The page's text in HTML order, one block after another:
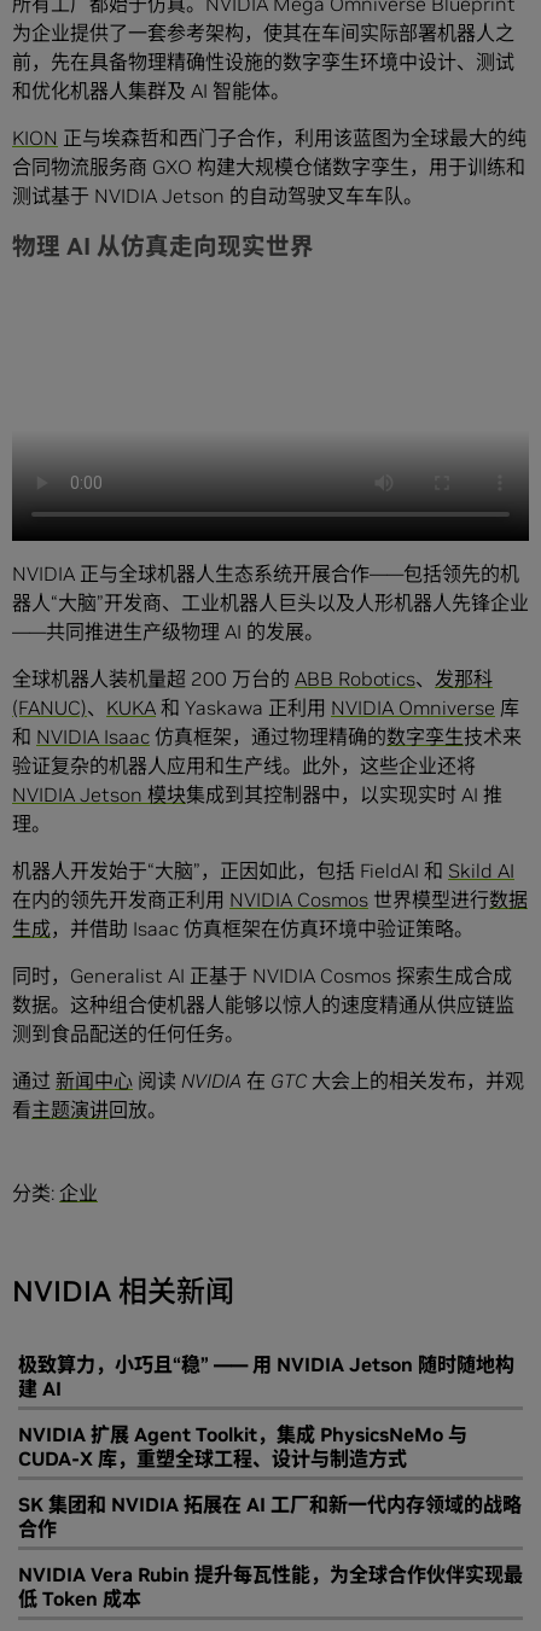
为企业提供了一套参考架构，使其在车间实际部署机器人之
前，先在具备物理精确性设施的数字孪生环境中设计、测试
和优化机器人集群及 AI 智能体。
KION 正与埃森哲和西门子合作，利用该蓝图为全球最大的纯
合同物流服务商 GXO 构建大规模仓储数字孪生，用于训练和
测试基于 NVIDIA Jetson 的自动驾驶叉车车队。
物理 AI 从仿真走向现实世界
NVIDIA 正与全球机器人生态系统开展合作——包括领先的机
器人“大脑”开发商、工业机器人巨头以及人形机器人先锋企业
——共同推进生产级物理 AI 的发展。
全球机器人装机量超 200 万台的 ABB Robotics、 发那科
(FANUC)、 KUKA 和 Yaskawa 正利用 NVIDIA Omniverse 库
和 NVIDIA Isaac 仿真框架，通过物理精确的数字孪生技术来
验证复杂的机器人应用和生产线。此外，这些企业还将
NVIDIA Jetson 模块集成到其控制器中，以实现实时 AI 推
理。
机器人开发始于“大脑”，正因如此，包括 FieldAI 和 Skild AI
在内的领先开发商正利用 NVIDIA Cosmos 世界模型进行数据
生成，并借助 Isaac 仿真框架在仿真环境中验证策略。
同时，Generalist AI 正基于 NVIDIA Cosmos 探索生成合成
数据。这种组合使机器人能够以惊人的速度精通从供应链监
测到食品配送的任何任务。
通过 新闻中心 阅读 NVIDIA 在 GTC 大会上的相关发布，并观
看主题演讲回放。
分类: 企业
NVIDIA 相关新闻
极致算力，小巧且“稳” —— 用 NVIDIA Jetson 随时随地构
建 AI
NVIDIA 扩展 Agent Toolkit，集成 PhysicsNeMo 与
CUDA-X 库，重塑全球工程、设计与制造方式
SK 集团和 NVIDIA 拓展在 AI 工厂和新一代内存领域的战略
合作
NVIDIA Vera Rubin 提升每瓦性能，为全球合作伙伴实现最
低 Token 成本